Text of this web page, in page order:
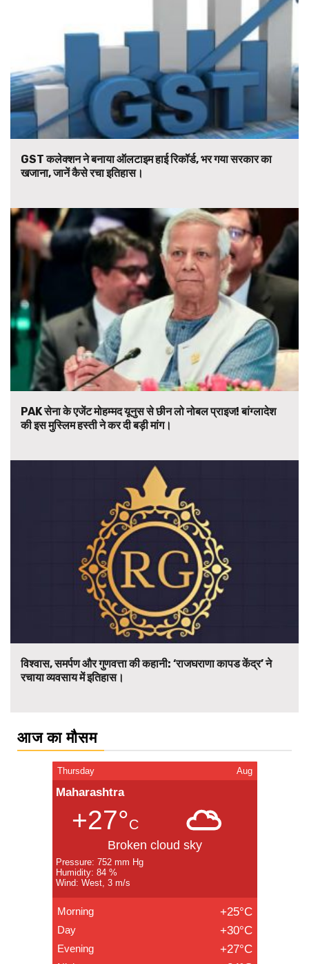
GST कलेक्शन ने बनाया ऑलटाइम हाई रिकॉर्ड, भर गया सरकार का
खजाना, जानें कैसे रचा इतिहास।
PAK सेना के एजेंट मोहम्मद यूनुस से छीन लो नोबल प्राइज! बांग्लादेश
की इस मुस्लिम हस्ती ने कर दी बड़ी मांग।
विश्वास, समर्पण और गुणवत्ता की कहानी: ‘राजघराणा कापड केंद्र’ ने
रचाया व्यवसाय में इतिहास।
आज का मौसम
Thursday Aug
Maharashtra
+27°C
Broken cloud sky
Pressure: 752 mm Hg
Humidity: 84 %
Wind: West, 3 m/s
Morning +25°C
Day +30°C
Evening +27°C